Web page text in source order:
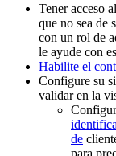
Tener acceso
que no sea de
con un rol de
le ayude con
Habilite el
Configure su
validar en la
de
para